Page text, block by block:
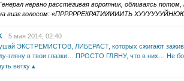
нервно расстёгивая воротник, обливаясь
визг голосом: «ПРРРРРЕКРАТИИИИИТЬ
5 мая 2014, 02:40
ЭКСТРЕМИСТОВ, ЛИБЕРАСТ, которых сжигают
гляну в твои глазки… ПРОСТО ГЛЯНУ, что в них… Не
ветку